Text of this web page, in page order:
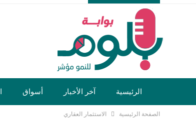
الرئيسية آخر الأخبار أسواق
تكنولوجيا وسيارات
الصفحة الرئيسية الاستثمار العقاري